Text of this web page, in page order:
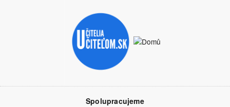
Spolupracujeme